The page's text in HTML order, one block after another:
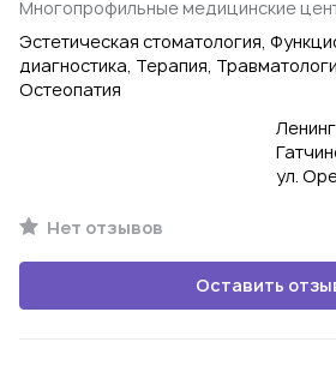
Многопрофильные медицинские
Эстетическая стоматология,
диагностика, Терапия,
Остеопатия
ул.
Нет отзывов
Оставить